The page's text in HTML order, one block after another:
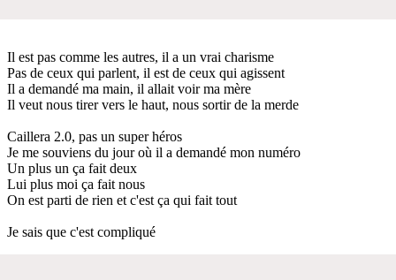
Il est pas comme les autres, il a un vrai charisme
Pas de ceux qui parlent, il est de ceux qui agissent
Il a demandé ma main, il allait voir ma mère
Il veut nous tirer vers le haut, nous sortir de la merde
Caillera 2.0, pas un super héros
Je me souviens du jour où il a demandé mon numéro
Un plus un ça fait deux
Lui plus moi ça fait nous
On est parti de rien et c'est ça qui fait tout
Je sais que c'est compliqué